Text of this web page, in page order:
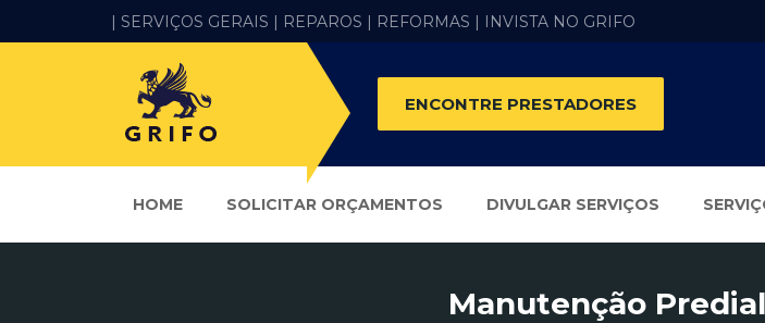
| SERVIÇOS GERAIS | REPAROS | REFORMAS | INVISTA NO GRIFO
ENCONTRE PRESTADORES
HOME SOLICITAR ORÇAMENTOS DIVULGAR SERVIÇOS
Manutenção